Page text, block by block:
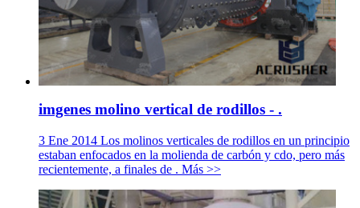
imgenes molino vertical de rodillos - .
3 Ene 2014 Los molinos verticales de rodillos en un principio
estaban enfocados en la molienda de carbón y cdo, pero más
recientemente, a finales de . Más >>